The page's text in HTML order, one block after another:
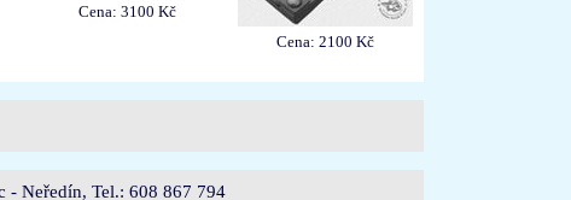
Cena: 3100 Kč
Cena: 2100 Kč
- Neředín, Tel.: 608 867 794